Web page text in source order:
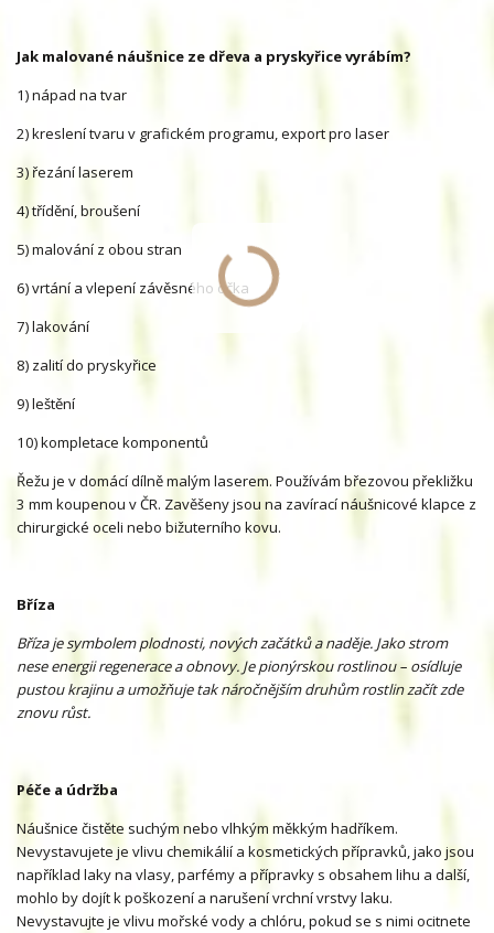
Jak malované náušnice ze dřeva a pryskyřice vyrábím?
1) nápad na tvar
2) kreslení tvaru v grafickém programu, export pro laser
3) řezání laserem
4) třídění, broušení
5) malování z obou stran
6) vrtání a vlepení závěsného očka
7) lakování
8) zalití do pryskyřice
9) leštění
10) kompletace komponentů
Řežu je v domácí dílně malým laserem. Používám březovou překližku
3 mm koupenou v ČR. Zavěšeny jsou na zavírací náušnicové klapce z
chirurgické oceli nebo bižuterního kovu.
Bříza
Bříza je symbolem plodnosti, nových začátků a naděje. Jako strom
nese energii regenerace a obnovy. Je pionýrskou rostlinou – osídluje
pustou krajinu a umožňuje tak náročnějším druhům rostlin začít zde
znovu růst.
Péče a údržba
Náušnice čistěte suchým nebo vlhkým měkkým hadříkem.
Nevystavujete je vlivu chemikálií a kosmetických přípravků, jako jsou
například laky na vlasy, parfémy a přípravky s obsahem lihu a další,
mohlo by dojít k poškození a narušení vrchní vrstvy laku.
Nevystavujte je vlivu mořské vody a chlóru, pokud se s nimi ocitnete